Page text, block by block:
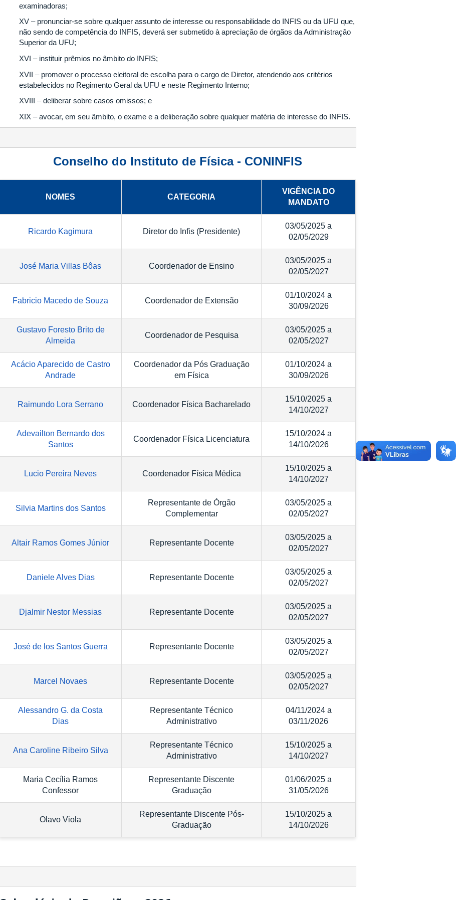
examinadoras;
XV – pronunciar-se sobre qualquer assunto de interesse ou responsabilidade do INFIS ou da UFU que,
não sendo de competência do INFIS, deverá ser submetido à apreciação de órgãos da Administração
Superior da UFU;
XVI – instituir prêmios no âmbito do INFIS;
XVII – promover o processo eleitoral de escolha para o cargo de Diretor, atendendo aos critérios
estabelecidos no Regimento Geral da UFU e neste Regimento Interno;
XVIII – deliberar sobre casos omissos; e
XIX – avocar, em seu âmbito, o exame e a deliberação sobre qualquer matéria de interesse do INFIS.
Conselho do Instituto de Física - CONINFIS
NOMES CATEGORIA
VIGÊNCIA DO
MANDATO
Ricardo Kagimura Diretor do Infis (Presidente)
03/05/2025 a
02/05/2029
José Maria Villas Bôas Coordenador de Ensino
03/05/2025 a
02/05/2027
Fabricio Macedo de Souza Coordenador de Extensão
01/10/2024 a
30/09/2026
Gustavo Foresto Brito de
Almeida
Coordenador de Pesquisa
03/05/2025 a
02/05/2027
Acácio Aparecido de Castro
Andrade
Coordenador da Pós Graduação
em Física
01/10/2024 a
30/09/2026
Raimundo Lora Serrano Coordenador Física Bacharelado
15/10/2025 a
14/10/2027
Adevailton Bernardo dos
Santos
Coordenador Física Licenciatura
15/10/2024 a
14/10/2026
Lucio Pereira Neves Coordenador Física Médica
15/10/2025 a
14/10/2027
Silvia Martins dos Santos
Representante de Órgão
Complementar
03/05/2025 a
02/05/2027
Altair Ramos Gomes Júnior Representante Docente
03/05/2025 a
02/05/2027
Daniele Alves Dias Representante Docente
03/05/2025 a
02/05/2027
Djalmir Nestor Messias Representante Docente
03/05/2025 a
02/05/2027
José de los Santos Guerra Representante Docente
03/05/2025 a
02/05/2027
Marcel Novaes Representante Docente
03/05/2025 a
02/05/2027
Alessandro G. da Costa
Dias
Representante Técnico
Administrativo
04/11/2024 a
03/11/2026
Ana Caroline Ribeiro Silva
Representante Técnico
Administrativo
15/10/2025 a
14/10/2027
Maria Cecília Ramos
Confessor
Representante Discente
Graduação
01/06/2025 a
31/05/2026
Olavo Viola
Representante Discente Pós-
Graduação
15/10/2025 a
14/10/2026